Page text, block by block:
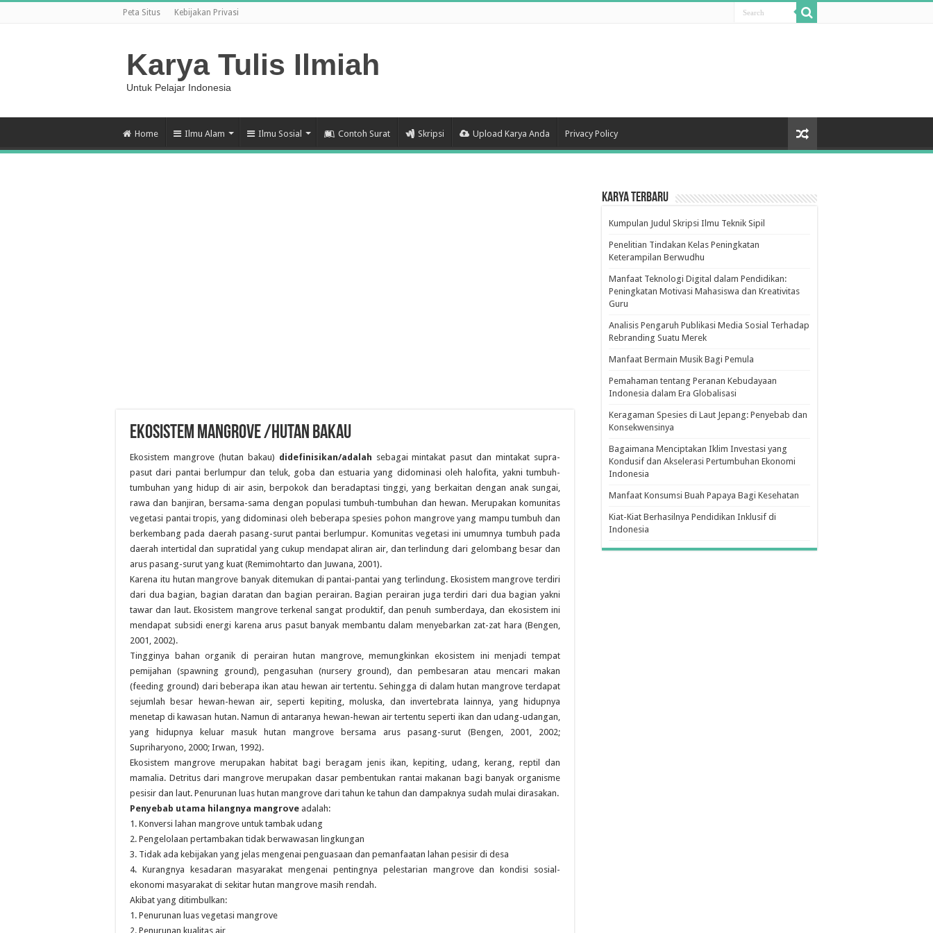
Peta Situs Kebijakan Privasi
Karya Tulis Ilmiah
Untuk Pelajar Indonesia
Home Ilmu Alam Ilmu Sosial Contoh Surat Skripsi Upload Karya Anda Privacy Policy
EKOSISTEM MANGROVE /HUTAN BAKAU
Ekosistem mangrove (hutan bakau) didefinisikan/adalah sebagai mintakat pasut dan mintakat supra-
pasut dari pantai berlumpur dan teluk, goba dan estuaria yang didominasi oleh halofita, yakni tumbuh-
tumbuhan yang hidup di air asin, berpokok dan beradaptasi tinggi, yang berkaitan dengan anak sungai,
rawa dan banjiran, bersama-sama dengan populasi tumbuh-tumbuhan dan hewan. Merupakan komunitas
vegetasi pantai tropis, yang didominasi oleh beberapa spesies pohon mangrove yang mampu tumbuh dan
berkembang pada daerah pasang-surut pantai berlumpur. Komunitas vegetasi ini umumnya tumbuh pada
daerah intertidal dan supratidal yang cukup mendapat aliran air, dan terlindung dari gelombang besar dan
arus pasang-surut yang kuat (Remimohtarto dan Juwana, 2001).
Karena itu hutan mangrove banyak ditemukan di pantai-pantai yang terlindung. Ekosistem mangrove terdiri
dari dua bagian, bagian daratan dan bagian perairan. Bagian perairan juga terdiri dari dua bagian yakni
tawar dan laut. Ekosistem mangrove terkenal sangat produktif, dan penuh sumberdaya, dan ekosistem ini
mendapat subsidi energi karena arus pasut banyak membantu dalam menyebarkan zat-zat hara (Bengen,
2001, 2002).
Tingginya bahan organik di perairan hutan mangrove, memungkinkan ekosistem ini menjadi tempat
pemijahan (spawning ground), pengasuhan (nursery ground), dan pembesaran atau mencari makan
(feeding ground) dari beberapa ikan atau hewan air tertentu. Sehingga di dalam hutan mangrove terdapat
sejumlah besar hewan-hewan air, seperti kepiting, moluska, dan invertebrata lainnya, yang hidupnya
menetap di kawasan hutan. Namun di antaranya hewan-hewan air tertentu seperti ikan dan udang-udangan,
yang hidupnya keluar masuk hutan mangrove bersama arus pasang-surut (Bengen, 2001, 2002;
Supriharyono, 2000; Irwan, 1992).
Ekosistem mangrove merupakan habitat bagi beragam jenis ikan, kepiting, udang, kerang, reptil dan
mamalia. Detritus dari mangrove merupakan dasar pembentukan rantai makanan bagi banyak organisme
pesisir dan laut. Penurunan luas hutan mangrove dari tahun ke tahun dan dampaknya sudah mulai dirasakan.
Penyebab utama hilangnya mangrove adalah:
1. Konversi lahan mangrove untuk tambak udang
2. Pengelolaan pertambakan tidak berwawasan lingkungan
3. Tidak ada kebijakan yang jelas mengenai penguasaan dan pemanfaatan lahan pesisir di desa
4. Kurangnya kesadaran masyarakat mengenai pentingnya pelestarian mangrove dan kondisi sosial-
ekonomi masyarakat di sekitar hutan mangrove masih rendah.
Akibat yang ditimbulkan:
1. Penurunan luas vegetasi mangrove
2. Penurunan kualitas air
Karya Terbaru
Kumpulan Judul Skripsi Ilmu Teknik Sipil
Penelitian Tindakan Kelas Peningkatan
Keterampilan Berwudhu
Manfaat Teknologi Digital dalam Pendidikan:
Peningkatan Motivasi Mahasiswa dan Kreativitas
Guru
Analisis Pengaruh Publikasi Media Sosial Terhadap
Rebranding Suatu Merek
Manfaat Bermain Musik Bagi Pemula
Pemahaman tentang Peranan Kebudayaan
Indonesia dalam Era Globalisasi
Keragaman Spesies di Laut Jepang: Penyebab dan
Konsekwensinya
Bagaimana Menciptakan Iklim Investasi yang
Kondusif dan Akselerasi Pertumbuhan Ekonomi
Indonesia
Manfaat Konsumsi Buah Papaya Bagi Kesehatan
Kiat-Kiat Berhasilnya Pendidikan Inklusif di
Indonesia